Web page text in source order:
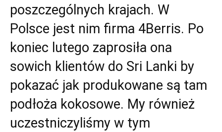
poszczególnych krajach. W
Polsce jest nim firma 4Berris. Po
koniec lutego zaprosiła ona
sowich klientów do Sri Lanki by
pokazać jak produkowane są tam
podłoża kokosowe. My również
uczestniczyliśmy w tym